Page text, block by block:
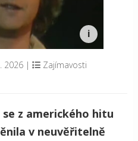
2026 |
Zajímavosti
z amerického hitu
v neuvěřitelně